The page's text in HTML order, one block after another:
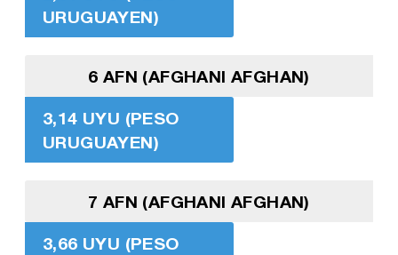
URUGUAYEN)
6 AFN (AFGHANI AFGHAN)
3,14 UYU (PESO
URUGUAYEN)
7 AFN (AFGHANI AFGHAN)
3,66 UYU (PESO